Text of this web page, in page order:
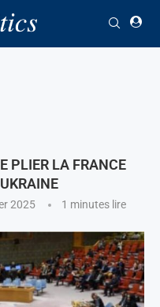
PLIER LA FRANCE
2025 1 minutes lire